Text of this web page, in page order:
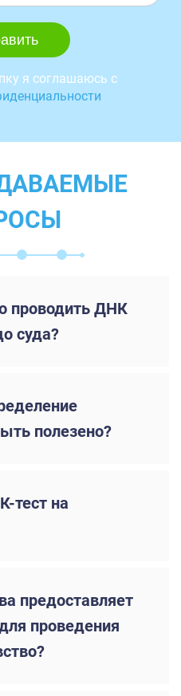
я соглашаюсь с
проводить ДНК
суда?
полезено?
тест на
предоставляет
проведения